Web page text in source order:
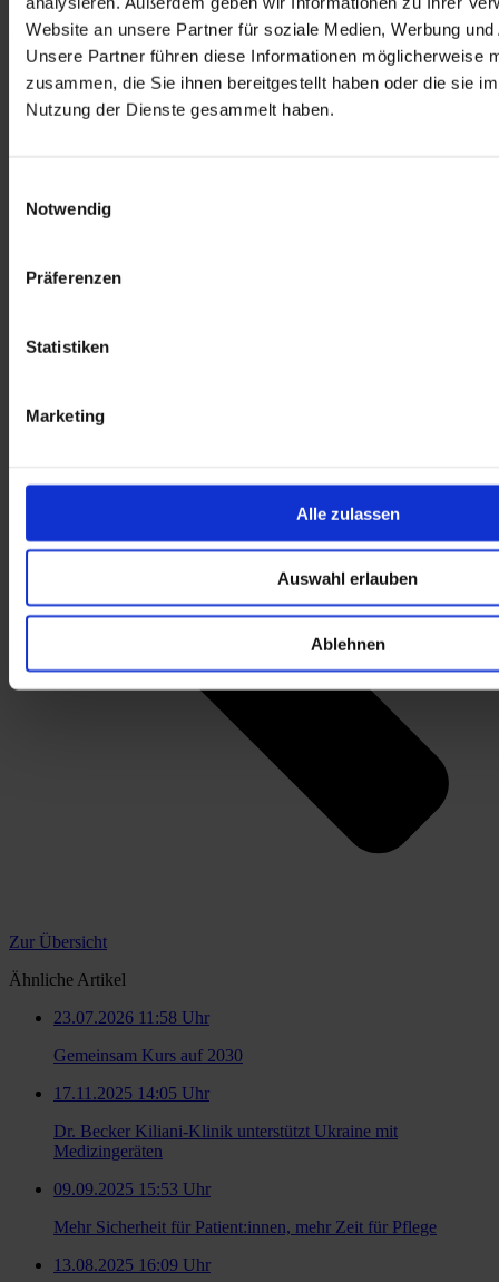
Website an unsere Partner für soziale Medien, Werbung
Unsere Partner führen diese Informationen möglicherweise
zusammen, die Sie ihnen bereitgestellt haben oder die sie
Nutzung der Dienste gesammelt haben.
Notwendig
Präferenzen
Statistiken
Marketing
Alle zulassen
Auswahl erlauben
Ablehnen
Sporttherapie, Ergotherapie, Logopädie und Physikalischer Therapie
an. Mehr Informationen unter: www.dr-becker-physiogym.de.
Dr. Becker Klinikgruppe
Dr. Becker Kiliani-Klinik
Dr. Becker PhysioGym Bad Windsheim
Zur Übersicht
Ähnliche Artikel
23.07.2026 11:58 Uhr
Gemeinsam Kurs auf 2030
17.11.2025 14:05 Uhr
Dr. Becker Kiliani-Klinik unterstützt Ukraine mit
Medizingeräten
09.09.2025 15:53 Uhr
Mehr Sicherheit für Patient:innen, mehr Zeit für Pflege
13.08.2025 16:09 Uhr